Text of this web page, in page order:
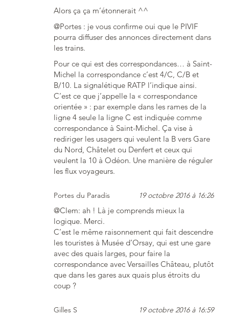
Alors ça ça m’étonnerait ^^
@Portes : je vous confirme oui que le PIVIF
pourra diffuser des annonces directement dans
les trains.
Pour ce qui est des correspondances… à Saint-
Michel la correspondance c’est 4/C, C/B et
B/10. La signalétique RATP l’indique ainsi.
C’est ce que j’appelle la « correspondance
orientée » : par exemple dans les rames de la
ligne 4 seule la ligne C est indiquée comme
correspondance à Saint-Michel. Ça vise à
rediriger les usagers qui veulent la B vers Gare
du Nord, Châtelet ou Denfert et ceux qui
veulent la 10 à Odéon. Une manière de réguler
les flux voyageurs.
Portes du Paradis 19 octobre 2016 à 16:26
@Clem: ah ! Là je comprends mieux la
logique. Merci.
C’est le même raisonnement qui fait descendre
les touristes à Musée d’Orsay, qui est une gare
avec des quais larges, pour faire la
correspondance avec Versailles Château, plutôt
que dans les gares aux quais plus étroits du
coup ?
Gilles S 19 octobre 2016 à 16:59